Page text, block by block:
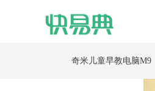
奇米儿童早教电脑M9